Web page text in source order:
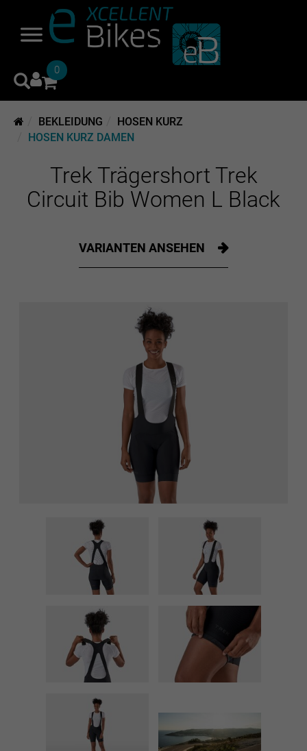
0
BEKLEIDUNG
HOSEN KURZ
HOSEN KURZ DAMEN
Trek Trägershort Trek
Circuit Bib Women L Black
VARIANTEN ANSEHEN